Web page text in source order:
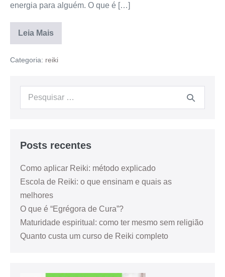
energia para alguém. O que é […]
Leia Mais
Categoria: reiki
Posts recentes
Como aplicar Reiki: método explicado
Escola de Reiki: o que ensinam e quais as
melhores
O que é “Egrégora de Cura”?
Maturidade espiritual: como ter mesmo sem religião
Quanto custa um curso de Reiki completo